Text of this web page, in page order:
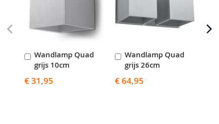
Wandlamp Quad
grijs 10cm
€ 31,95
In
Winkelwagen
Wandlamp Quad
grijs 26cm
€ 64,95
In
Winkelwagen